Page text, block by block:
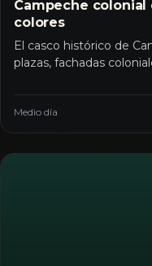
Campeche
colores
El casco histórico de
plazas, fachadas
Medio día